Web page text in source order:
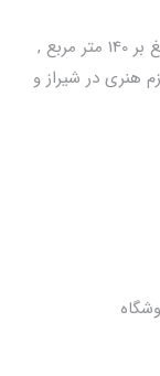
در سال 1401 با افتتاح شعبه مرکزی در فضایی بالغ بر 140 متر مربع ,
هنری در شیراز و